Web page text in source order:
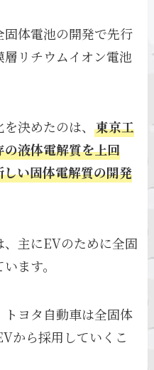
固体電池の開発で先行
リチウムイオン電池
を決めたのは、東京工
液体電解質を上回
い固体電解質の開発
主にEVのために全固
ます。
トヨタ自動車は全固体
から採用していくこ